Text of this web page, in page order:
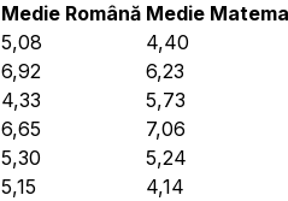
Medie Română Medie
5,08 4,40
6,92 6,23
4,33 5,73
6,65 7,06
5,30 5,24
5,15 4,14